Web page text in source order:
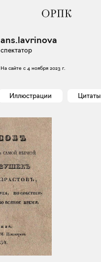
ans.lavrinova
спектатор
На сайте с 4 ноября 2023 г.
Иллюстрации Цитаты